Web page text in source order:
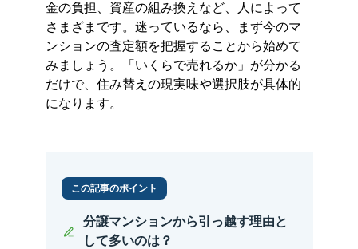
金の負担、資産の組み換えなど、人によって
さまざまです。迷っているなら、まず今のマ
ンションの査定額を把握することから始めて
みましょう。「いくらで売れるか」が分かる
だけで、住み替えの現実味や選択肢が具体的
になります。
この記事のポイント
分譲マンションから引っ越す理由と
して多いのは？